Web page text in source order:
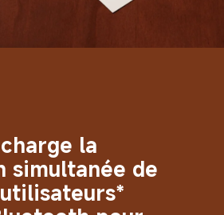
la
simultanée de